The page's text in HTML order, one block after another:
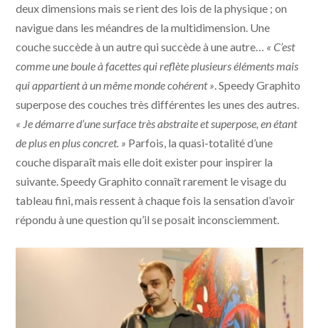
deux dimensions mais se rient des lois de la physique ; on
navigue dans les méandres de la multidimension. Une
couche succède à un autre qui succède à une autre… « C’est
comme une boule à facettes qui reflète plusieurs éléments mais
qui appartient à un même monde cohérent » . Speedy Graphito
superpose des couches très différentes les unes des autres.
« Je démarre d’une surface très abstraite et superpose, en étant
de plus en plus concret. » Parfois, la quasi-totalité d’une
couche disparaît mais elle doit exister pour inspirer la
suivante. Speedy Graphito connaît rarement le visage du
tableau fini, mais ressent à chaque fois la sensation d’avoir
répondu à une question qu’il se posait inconsciemment.